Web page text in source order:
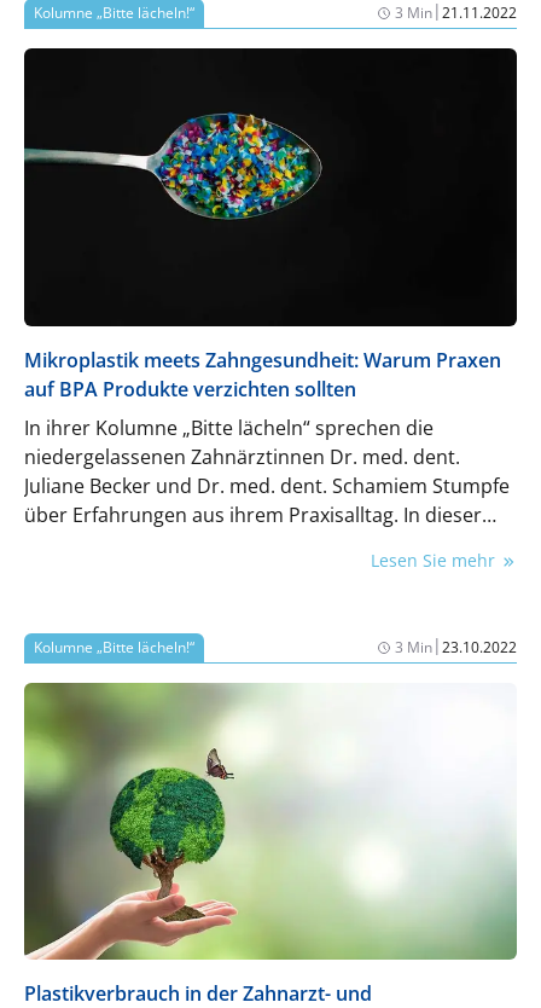
Kolumne „Bitte lächeln!“ 3 Min|21.11.2022
Mikroplastik meets Zahngesundheit: Warum Praxen
auf BPA Produkte verzichten sollten
In ihrer Kolumne „Bitte lächeln“ sprechen die
niedergelassenen Zahnärztinnen Dr. med. dent.
Juliane Becker und Dr. med. dent. Schamiem Stumpfe
über Erfahrungen aus ihrem Praxisalltag. In dieser
Lesen Sie mehr
Kolumne „Bitte lächeln!“ 3 Min|23.10.2022
Plastikverbrauch in der Zahnarzt- und